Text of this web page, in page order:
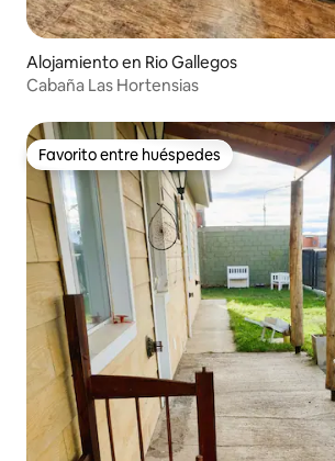
Alojamiento en Rio Gallegos
Cabaña Las Hortensias
Favorito entre huéspedes
Favorito entre huéspedes